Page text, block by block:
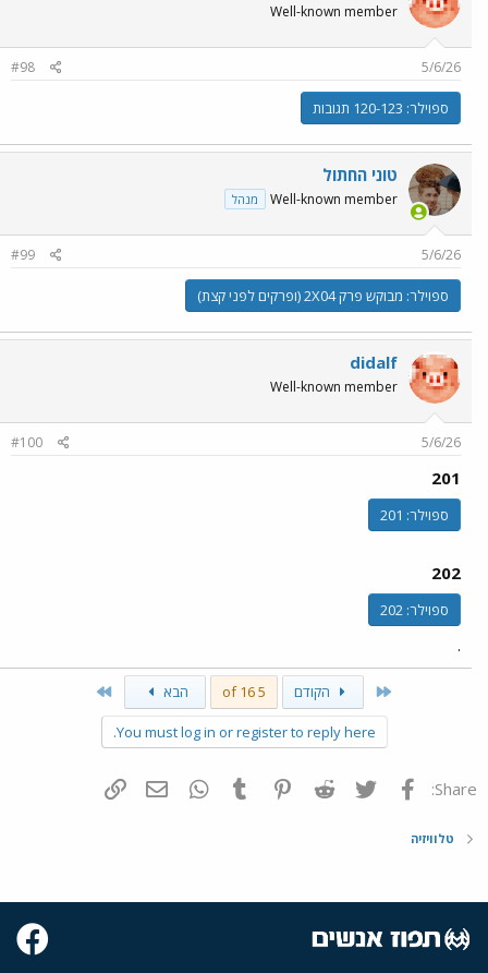
Well-known member
5/6/26
#98
ספוילר: 120-123 תגובות
טוני החתול
Well-known member מנהל
5/6/26
#99
ספוילר: מבוקש פרק 2X04 (ופרקים לפני קצת)
didalf
Well-known member
5/6/26
#100
201
ספוילר: 201
202
ספוילר: 202
.
הקודם 5 of 16 הבא
You must log in or register to reply here.
Share: פייסבוק Twitter
Reddit
Pinterest
Tumblr
WhatsAppדואר אלקטרוני
טלוויזיה